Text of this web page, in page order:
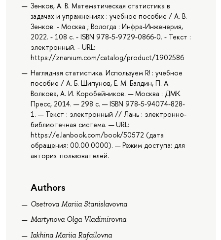
Зенков, А. В. Математическая статистика в
задачах и упражнениях : учебное пособие / А. В.
Зенков. - Москва ; Вологда : Инфра-Инженерия,
2022. - 108 с. - ISBN 978-5-9729-0866-0. - Текст :
электронный. - URL:
https://znanium.com/catalog/product/1902586
Наглядная статистика. Используем R! : учебное
пособие / А. Б. Шипунов, Е. М. Балдин, П. А.
Волкова, А. И. Коробейников. — Москва : ДМК
Пресс, 2014. — 298 с. — ISBN 978-5-94074-828-
1. — Текст : электронный // Лань : электронно-
библиотечная система. — URL:
https://e.lanbook.com/book/50572 (дата
обращения: 00.00.0000). — Режим доступа: для
авториз. пользователей.
Authors
Osetrova Mariia Stanislavovna
Martynova Olga Vladimirovna
Iakhina Mariia Rafailovna